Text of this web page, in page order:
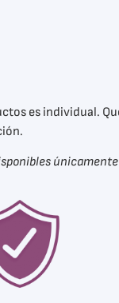
es individual.
únicamente